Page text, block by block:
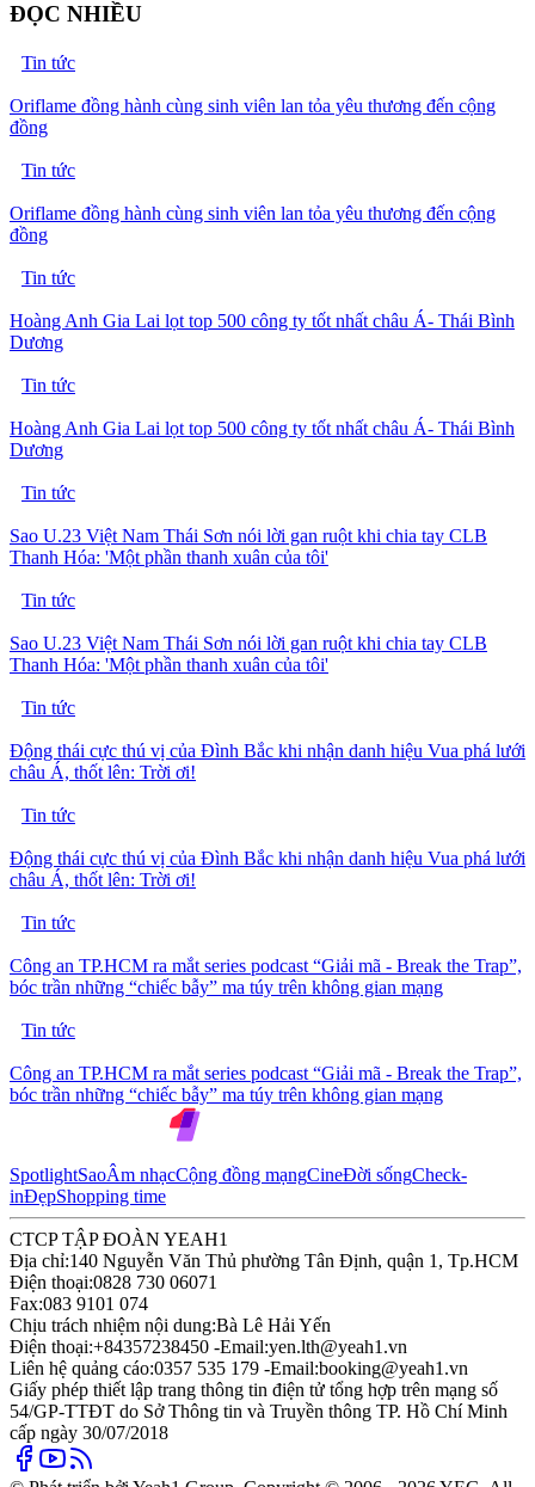
ĐỌC NHIỀU
Tin tức
Oriflame đồng hành cùng sinh viên lan tỏa yêu thương đến cộng
đồng
Tin tức
Oriflame đồng hành cùng sinh viên lan tỏa yêu thương đến cộng
đồng
Tin tức
Hoàng Anh Gia Lai lọt top 500 công ty tốt nhất châu Á- Thái Bình
Dương
Tin tức
Hoàng Anh Gia Lai lọt top 500 công ty tốt nhất châu Á- Thái Bình
Dương
Tin tức
Sao U.23 Việt Nam Thái Sơn nói lời gan ruột khi chia tay CLB
Thanh Hóa: 'Một phần thanh xuân của tôi'
Tin tức
Sao U.23 Việt Nam Thái Sơn nói lời gan ruột khi chia tay CLB
Thanh Hóa: 'Một phần thanh xuân của tôi'
Tin tức
Động thái cực thú vị của Đình Bắc khi nhận danh hiệu Vua phá lưới
châu Á, thốt lên: Trời ơi!
Tin tức
Động thái cực thú vị của Đình Bắc khi nhận danh hiệu Vua phá lưới
châu Á, thốt lên: Trời ơi!
Tin tức
Công an TP.HCM ra mắt series podcast “Giải mã - Break the Trap”,
bóc trần những “chiếc bẫy” ma túy trên không gian mạng
Tin tức
Công an TP.HCM ra mắt series podcast “Giải mã - Break the Trap”,
bóc trần những “chiếc bẫy” ma túy trên không gian mạng
SpotlightSaoÂm nhạcCộng đồng mạngCineĐời sốngCheck-
inĐẹpShopping time
CTCP TẬP ĐOÀN YEAH1
Địa chỉ:140 Nguyễn Văn Thủ phường Tân Định, quận 1, Tp.HCM
Điện thoại:0828 730 06071
Fax:083 9101 074
Chịu trách nhiệm nội dung:Bà Lê Hải Yến
Điện thoại:+84357238450 -Email:yen.lth@yeah1.vn
Liên hệ quảng cáo:0357 535 179 -Email:booking@yeah1.vn
Giấy phép thiết lập trang thông tin điện tử tổng hợp trên mạng số
54/GP-TTĐT do Sở Thông tin và Truyền thông TP. Hồ Chí Minh
cấp ngày 30/07/2018